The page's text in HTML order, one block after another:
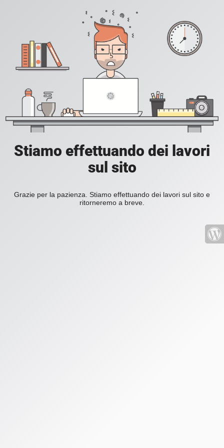
Stiamo effettuando dei lavori
sul sito
Grazie per la pazienza. Stiamo effettuando dei lavori sul sito e
ritorneremo a breve.